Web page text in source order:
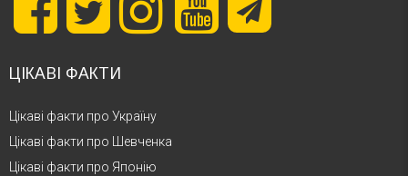
ЦІКАВІ ФАКТИ
Цікаві факти про Україну
Цікаві факти про Шевченка
Цікаві факти про Японію